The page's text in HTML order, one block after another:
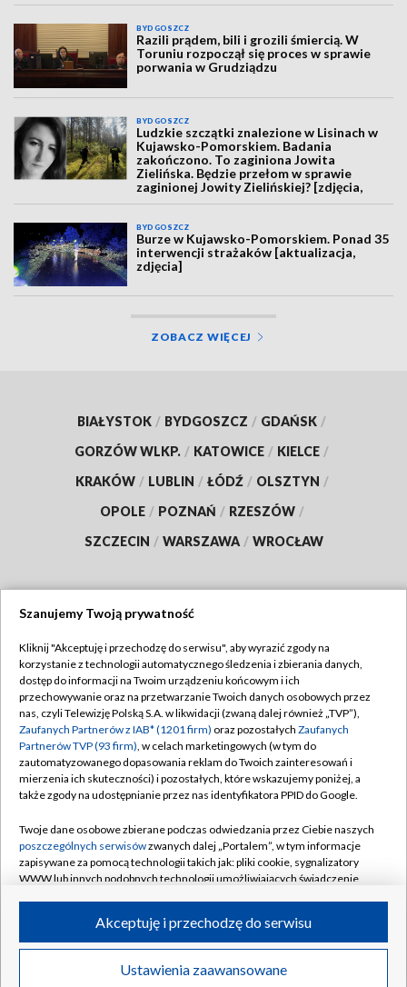
BYDGOSZCZ
Razili prądem, bili i grozili śmiercią. W
Toruniu rozpoczął się proces w sprawie
porwania w Grudziądzu
BYDGOSZCZ
Ludzkie szczątki znalezione w Lisinach w
Kujawsko-Pomorskiem. Badania
zakończono. To zaginiona Jowita
Zielińska. Będzie przełom w sprawie
zaginionej Jowity Zielińskiej? [zdjęcia,
wideo, aktualizacja]
BYDGOSZCZ
Burze w Kujawsko-Pomorskiem. Ponad 35
interwencji strażaków [aktualizacja,
zdjęcia]
ZOBACZ WIĘCEJ
BIAŁYSTOK / BYDGOSZCZ / GDAŃSK /
GORZÓW WLKP. / KATOWICE / KIELCE /
KRAKÓW / LUBLIN / ŁÓDŹ / OLSZTYN /
OPOLE / POZNAŃ / RZESZÓW /
SZCZECIN / WARSZAWA / WROCŁAW
TVP
Abonament TVP
Emisja w TVP
Centrum informacji TVP
Naziemna Telewizja Cyfrowa
Rada Programowa
System NOS
Informacje o nadawcy
Program dla prasy
Regulamin TVP
Polityka prywatności
Moje zgody
Pomoc
Kontakt
Kanały
©2026 Telewizja Polska S.A. w likwidacji
Szanujemy Twoją prywatność
Kliknij "Akceptuję i przechodzę do serwisu", aby wyrazić zgody na
korzystanie z technologii automatycznego śledzenia i zbierania danych,
dostęp do informacji na Twoim urządzeniu końcowym i ich
przechowywanie oraz na przetwarzanie Twoich danych osobowych przez
nas, czyli Telewizję Polską S.A. w likwidacji (zwaną dalej również „TVP”),
Zaufanych Partnerów z IAB* (1201 firm) oraz pozostałych Zaufanych
Partnerów TVP (93 firm), w celach marketingowych (w tym do
zautomatyzowanego dopasowania reklam do Twoich zainteresowań i
mierzenia ich skuteczności) i pozostałych, które wskazujemy poniżej, a
także zgody na udostępnianie przez nas identyfikatora PPID do Google.
Twoje dane osobowe zbierane podczas odwiedzania przez Ciebie naszych
poszczególnych serwisówzwanych dalej „Portalem”, w tym informacje
zapisywane za pomocą technologii takich jak: pliki cookie, sygnalizatory
WWW lub innych podobnych technologii umożliwiających świadczenie
ruchu w Internecie.
Twoje dane osobowe zbierane podczas odwiedzania przez Ciebie
poszczególnych serwisówna Portalu, takie jak adresy IP, identyfikatory
Ustawienia zaawansowane
Akceptuję i przechodzę do serwisu